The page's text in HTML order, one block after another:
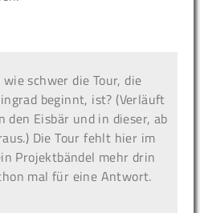
schwer die Tour, die
beginnt, ist? (Verläuft
den Eisbär und in dieser, ab
Die Tour fehlt hier im
Projektbändel mehr drin
mal für eine Antwort.